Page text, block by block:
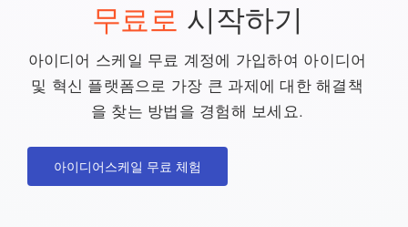
무료로 시작하기
아이디어 스케일 무료 계정에 가입하여 아이디어
및 혁신 플랫폼으로 가장 큰 과제에 대한 해결책
을 찾는 방법을 경험해 보세요.
아이디어스케일 무료 체험